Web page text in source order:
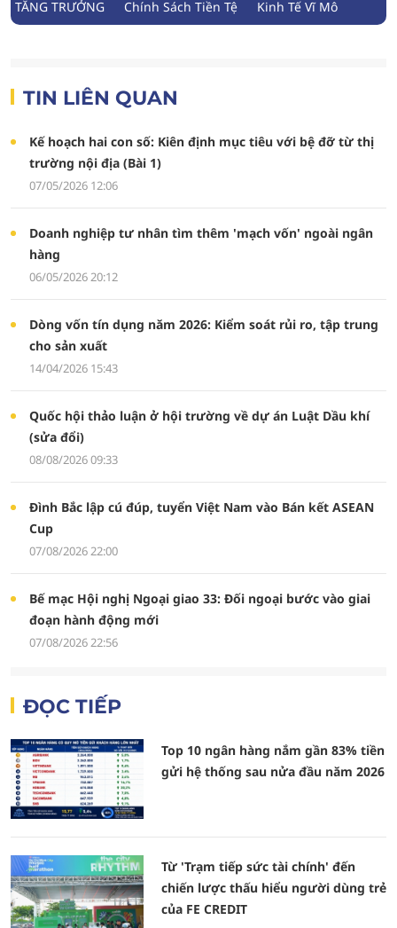
TĂNG TRƯỞNG Chính Sách Tiền Tệ Kinh Tế Vĩ Mô
TIN LIÊN QUAN
Kế hoạch hai con số: Kiên định mục tiêu với bệ đỡ từ thị
trường nội địa (Bài 1)
07/05/2026 12:06
Doanh nghiệp tư nhân tìm thêm 'mạch vốn' ngoài ngân
hàng
06/05/2026 20:12
Dòng vốn tín dụng năm 2026: Kiểm soát rủi ro, tập trung
cho sản xuất
14/04/2026 15:43
Quốc hội thảo luận ở hội trường về dự án Luật Dầu khí
(sửa đổi)
08/08/2026 09:33
Đình Bắc lập cú đúp, tuyển Việt Nam vào Bán kết ASEAN
Cup
07/08/2026 22:00
Bế mạc Hội nghị Ngoại giao 33: Đối ngoại bước vào giai
đoạn hành động mới
07/08/2026 22:56
ĐỌC TIẾP
Top 10 ngân hàng nắm gần 83% tiền
gửi hệ thống sau nửa đầu năm 2026
Từ 'Trạm tiếp sức tài chính' đến
chiến lược thấu hiểu người dùng trẻ
của FE CREDIT